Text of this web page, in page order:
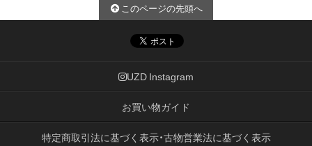
このページの先頭へ
UZD Instagram
お買い物ガイド
特定商取引法に基づく表示・古物営業法に基づく表示